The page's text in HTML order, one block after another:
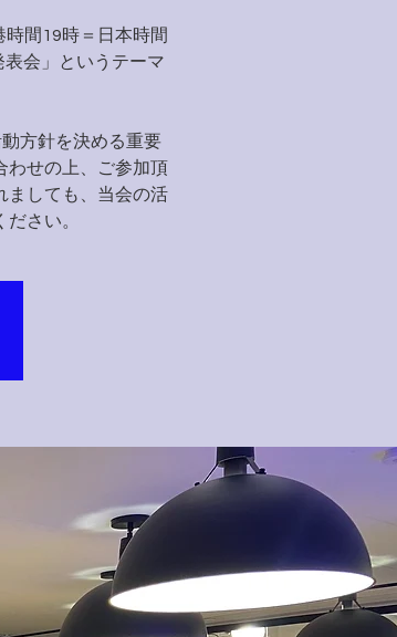
間19時＝日本時間
会」というテーマ
方針を決める重要
わせの上、ご参加頂
ましても、当会の活
さい。